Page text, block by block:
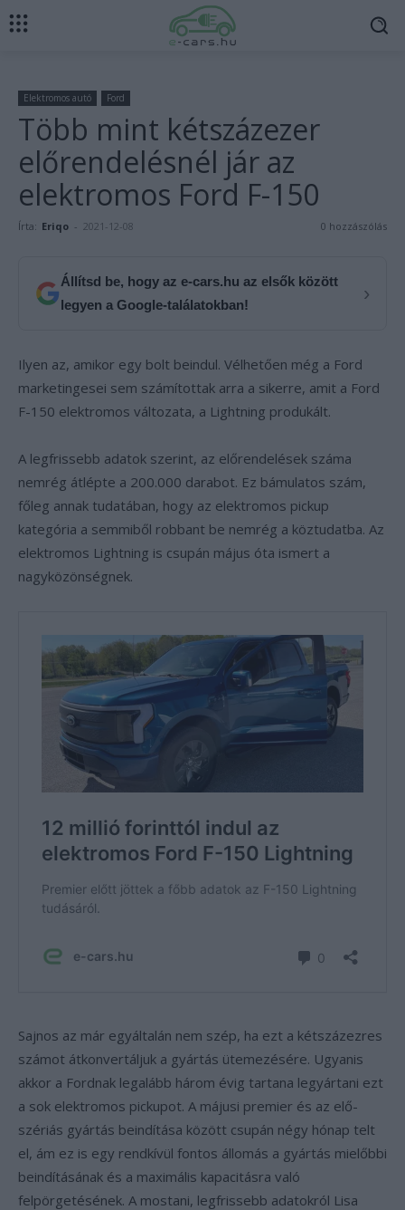
Elektromos autó Ford
Több mint kétszázezer
előrendelésnél jár az
elektromos Ford F-150
Írta: Eriqo - 2021-12-08 0 hozzászólás
Állítsd be, hogy az e-cars.hu az elsők között
legyen a Google-találatokban!
›
Ilyen az, amikor egy bolt beindul. Vélhetően még a Ford
marketingesei sem számítottak arra a sikerre, amit a Ford
F-150 elektromos változata, a Lightning produkált.
A legfrissebb adatok szerint, az előrendelések száma
nemrég átlépte a 200.000 darabot. Ez bámulatos szám,
főleg annak tudatában, hogy az elektromos pickup
kategória a semmiből robbant be nemrég a köztudatba. Az
elektromos Lightning is csupán május óta ismert a
nagyközönségnek.
Sajnos az már egyáltalán nem szép, ha ezt a kétszázezres
számot átkonvertáljuk a gyártás ütemezésére. Ugyanis
akkor a Fordnak legalább három évig tartana legyártani ezt
a sok elektromos pickupot. A májusi premier és az elő-
szériás gyártás beindítása között csupán négy hónap telt
el, ám ez is egy rendkívül fontos állomás a gyártás mielőbbi
beindításának és a maximális kapacitásra való
felpörgetésének. A mostani, legfrissebb adatokról Lisa